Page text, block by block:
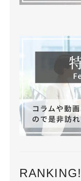
RANKING!